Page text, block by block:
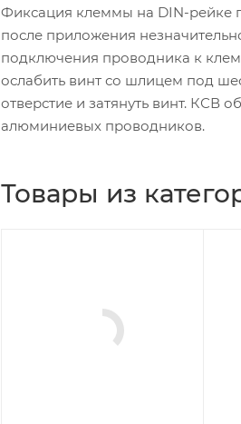
Фиксация клеммы на DIN-рейке
после приложения
подключения проводника к
ослабить винт со шлицем под
отверстие и затянуть винт. КСВ
алюминиевых проводников.
Товары из